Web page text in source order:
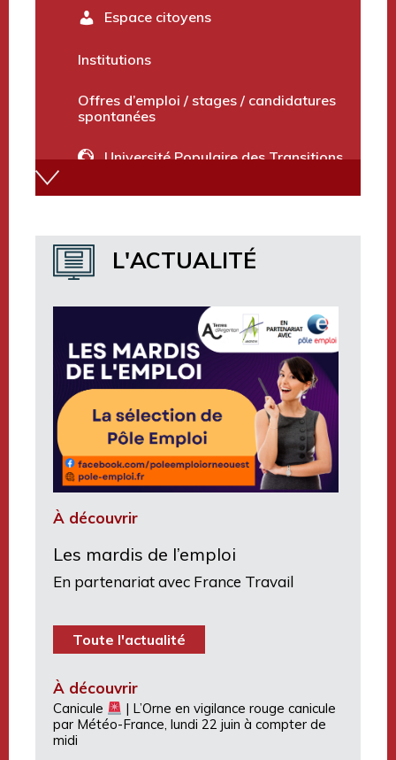
Terres d’Argentan le Mag’
Espace citoyens
Institutions
spontanées
Université Populaire des Transitions
Annuaire des services
Marchés publics et avis divers
L'ACTUALITÉ
À découvrir
Les mardis de l’emploi
En partenariat avec France Travail
Toute l'actualité
À découvrir
Canicule
| L’Orne en vigilance rouge canicule
par Météo-France, lundi 22 juin à compter de
midi